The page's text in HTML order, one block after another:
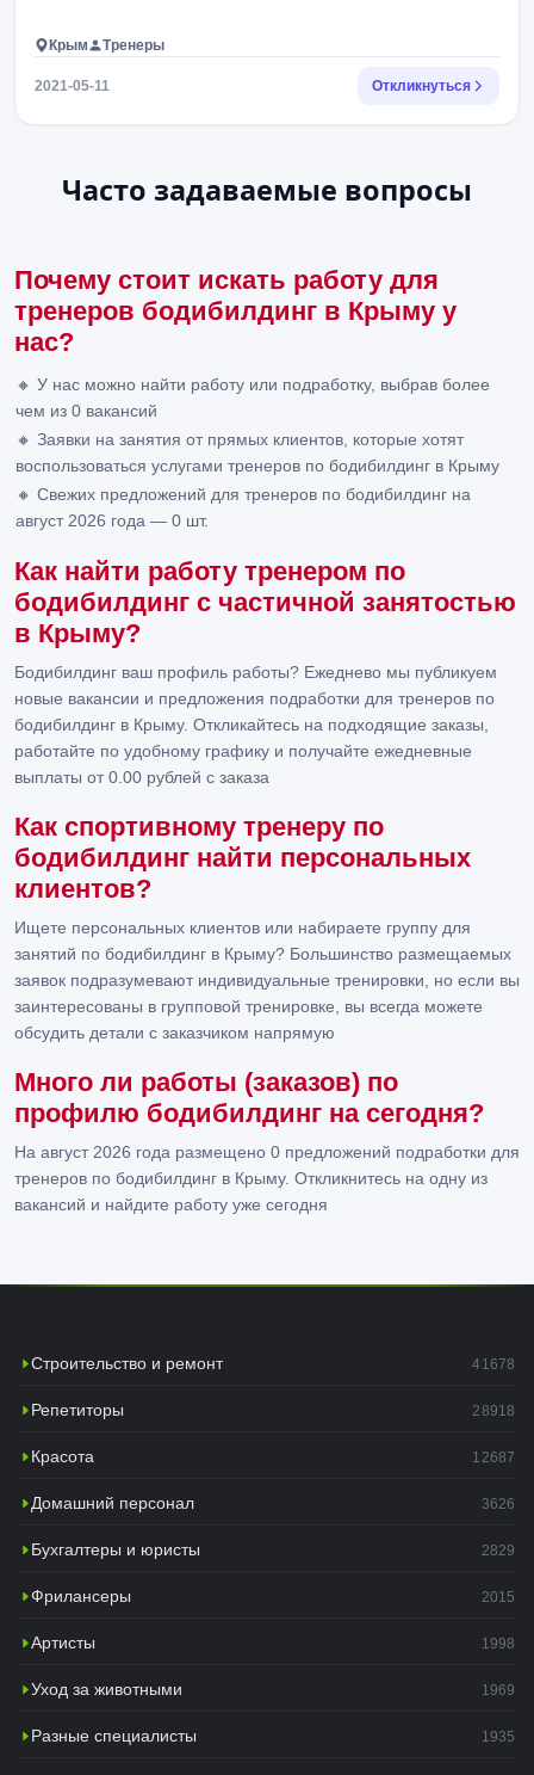
Крым Тренеры
2021-05-11 Откликнуться
Часто задаваемые вопросы
Почему стоит искать работу для
тренеров бодибилдинг в Крыму у
нас?
🔸 У нас можно найти работу или подработку, выбрав более
чем из 0 вакансий
🔸 Заявки на занятия от прямых клиентов, которые хотят
воспользоваться услугами тренеров по бодибилдинг в Крыму
🔸 Свежих предложений для тренеров по бодибилдинг на
август 2026 года — 0 шт.
Как найти работу тренером по
бодибилдинг с частичной занятостью
в Крыму?
Бодибилдинг ваш профиль работы? Ежеднево мы публикуем
новые вакансии и предложения подработки для тренеров по
бодибилдинг в Крыму. Откликайтесь на подходящие заказы,
работайте по удобному графику и получайте ежедневные
выплаты от 0.00 рублей с заказа
Как спортивному тренеру по
бодибилдинг найти персональных
клиентов?
Ищете персональных клиентов или набираете группу для
занятий по бодибилдинг в Крыму? Большинство размещаемых
заявок подразумевают индивидуальные тренировки, но если вы
заинтересованы в групповой тренировке, вы всегда можете
обсудить детали с заказчиком напрямую
Много ли работы (заказов) по
профилю бодибилдинг на сегодня?
На август 2026 года размещено 0 предложений подработки для
тренеров по бодибилдинг в Крыму. Откликнитесь на одну из
вакансий и найдите работу уже сегодня
Строительство и ремонт 41678
Репетиторы 28918
Красота 12687
Домашний персонал 3626
Бухгалтеры и юристы 2829
Фрилансеры 2015
Артисты 1998
Уход за животными 1969
Разные специалисты 1935